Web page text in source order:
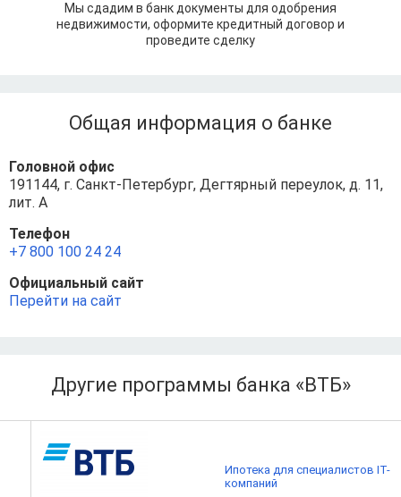
Мы сдадим в банк документы для одобрения
недвижимости, оформите кредитный договор и
проведите сделку
Общая информация о банке
Головной офис
191144, г. Санкт-Петербург, Дегтярный переулок, д. 11,
лит. А
Телефон
+7 800 100 24 24
Официальный сайт
Перейти на сайт
Другие программы банка «ВТБ»
Ипотека для специалистов IT-
компаний